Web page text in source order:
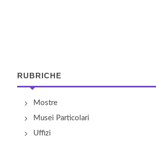
RUBRICHE
Mostre
Musei Particolari
Uffizi